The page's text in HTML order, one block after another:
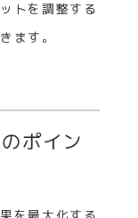
トを調整する
ます。
ポイン
を最大化する